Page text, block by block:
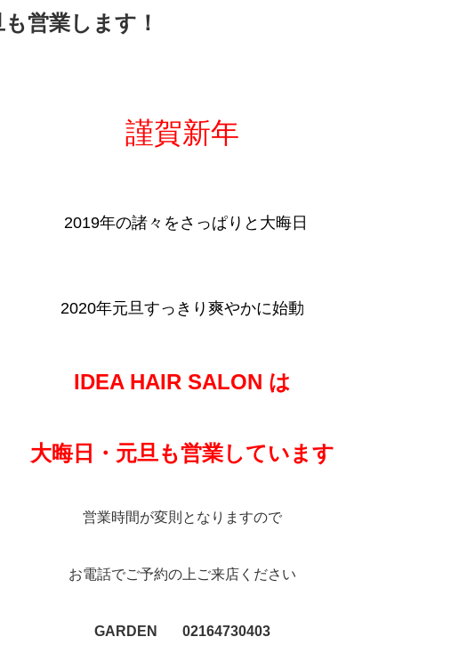
営業します！
謹賀新年
2019年の諸々をさっぱりと大晦日
2020年元旦すっきり爽やかに始動
IDEA HAIR SALON は
大晦日・元旦も営業しています
営業時間が変則となりますので
お電話でご予約の上ご来店ください
GARDEN 02164730403